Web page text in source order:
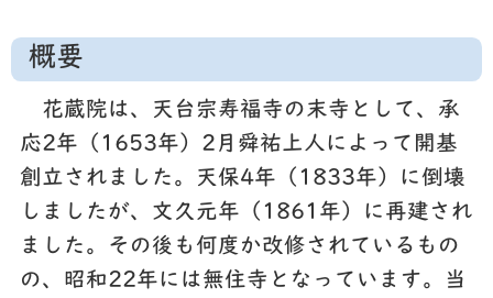
概要
花蔵院は、天台宗寿福寺の末寺として、承
応2年（1653年）2月舜祐上人によって開基
創立されました。天保4年（1833年）に倒壊
しましたが、文久元年（1861年）に再建され
ました。その後も何度か改修されているもの
の、昭和22年には無住寺となっています。当